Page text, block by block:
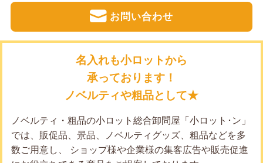
お問い合わせ
名入れも小ロットから
承っております！
ノベルティや粗品として★
ノベルティ・粗品の小ロット総合卸問屋「小ロット･ン」
では、販促品、景品、ノベルティグッズ、粗品などを多
数ご用意し、 ショップ様や企業様の集客広告や販売促進